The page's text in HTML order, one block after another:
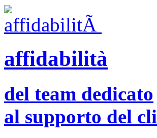
affidabilità
del team dedicato
al supporto del